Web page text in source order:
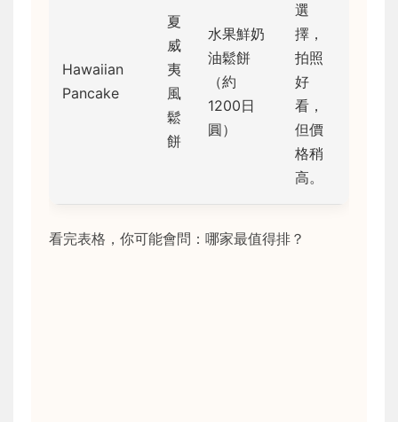
Hawaiian
Pancake
夏
威
夷
風
鬆
餅
水果鮮奶
油鬆餅
（約
1200日
圓）
選
擇，
拍照
好
看，
但價
格稍
高。
看完表格，你可能會問：哪家最值得排？